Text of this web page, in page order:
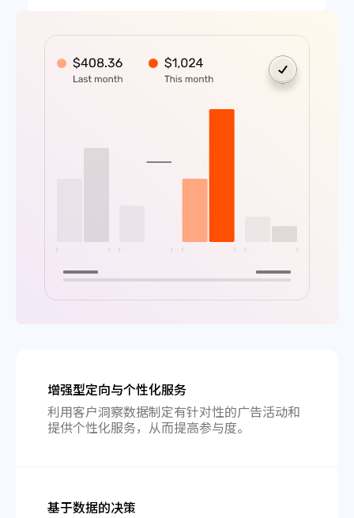
增强型定向与个性化服务
利用客户洞察数据制定有针对性的广告活动和
提供个性化服务，从而提高参与度。
基于数据的决策